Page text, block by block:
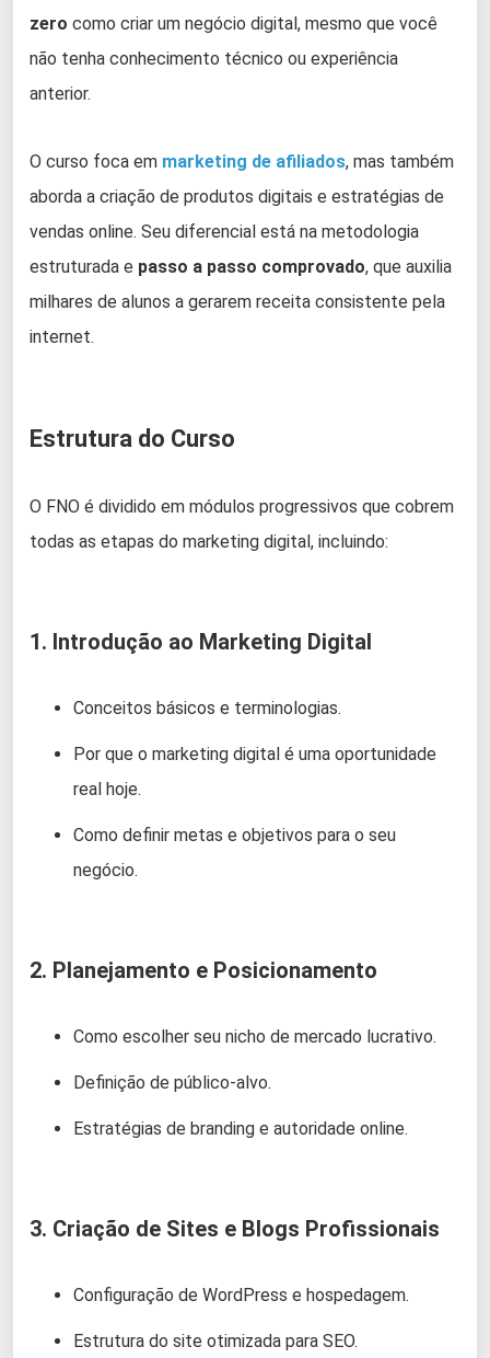
zero como criar um negócio digital, mesmo que você
não tenha conhecimento técnico ou experiência
anterior.
O curso foca em marketing de afiliados, mas também
aborda a criação de produtos digitais e estratégias de
vendas online. Seu diferencial está na metodologia
estruturada e passo a passo comprovado, que auxilia
milhares de alunos a gerarem receita consistente pela
internet.
Estrutura do Curso
O FNO é dividido em módulos progressivos que cobrem
todas as etapas do marketing digital, incluindo:
1. Introdução ao Marketing Digital
Conceitos básicos e terminologias.
Por que o marketing digital é uma oportunidade
real hoje.
Como definir metas e objetivos para o seu
negócio.
2. Planejamento e Posicionamento
Como escolher seu nicho de mercado lucrativo.
Definição de público-alvo.
Estratégias de branding e autoridade online.
3. Criação de Sites e Blogs Profissionais
Configuração de WordPress e hospedagem.
Estrutura do site otimizada para SEO.